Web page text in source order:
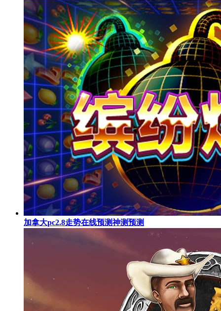
加拿大pc2.8走势在线预测神测预测